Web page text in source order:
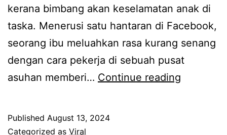
kerana bimbang akan keselamatan anak di
taska. Menerusi satu hantaran di Facebook,
seorang ibu meluahkan rasa kurang senang
dengan cara pekerja di sebuah pusat
asuhan memberi… Continue reading
Published August 13, 2024
Categorized as Viral